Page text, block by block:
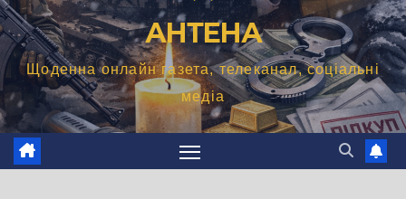
АНТЕНА
Щоденна онлайн газета, телеканал, соціальні
медіа